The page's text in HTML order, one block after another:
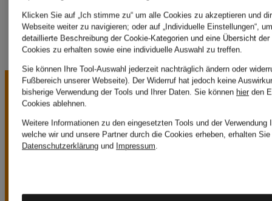
Klicken Sie auf „Ich stimme zu“ um alle Cookies zu akzeptieren und
Webseite weiter zu navigieren; oder auf „Individuelle Einstellungen“,
detaillierte Beschreibung der Cookie-Kategorien und eine Übersicht
Cookies zu erhalten sowie eine individuelle Auswahl zu treffen.
Sie können Ihre Tool-Auswahl jederzeit nachträglich ändern oder
Fußbereich unserer Webseite). Der Widerruf hat jedoch keine
bisherige Verwendung der Tools und Ihrer Daten. Sie können hier den
Cookies ablehnen.
Weitere Informationen zu den eingesetzten Tools und der Verwendung
welche wir und unsere Partner durch die Cookies erheben, erhalten
Datenschutzerklärung und Impressum.